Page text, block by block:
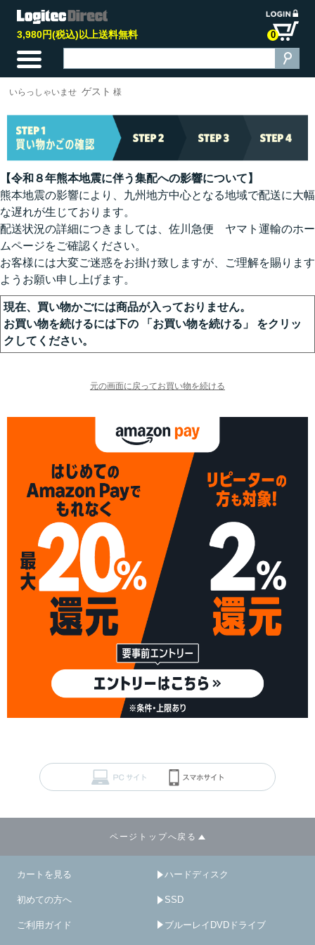
3,980円(税込)以上送料無料 0
いらっしゃいませ ゲスト 様
【令和８年熊本地震に伴う集配への影響について】
熊本地震の影響により、九州地方中心となる地域で配送に大幅
な遅れが生じております。
配送状況の詳細につきましては、佐川急便 ヤマト運輸のホー
ムページをご確認ください。
お客様には大変ご迷惑をお掛け致しますが、ご理解を賜ります
ようお願い申し上げます。
現在、買い物かごには商品が入っておりません。
お買い物を続けるには下の 「お買い物を続ける」 をクリッ
クしてください。
ページトップへ戻る
カートを見る
初めての方へ
ご利用ガイド
ハードディスク
SSD
ブルーレイDVDドライブ